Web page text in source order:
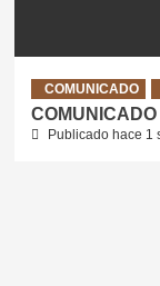
COMUNICADO
COMUNICADO
Publicado hace 1